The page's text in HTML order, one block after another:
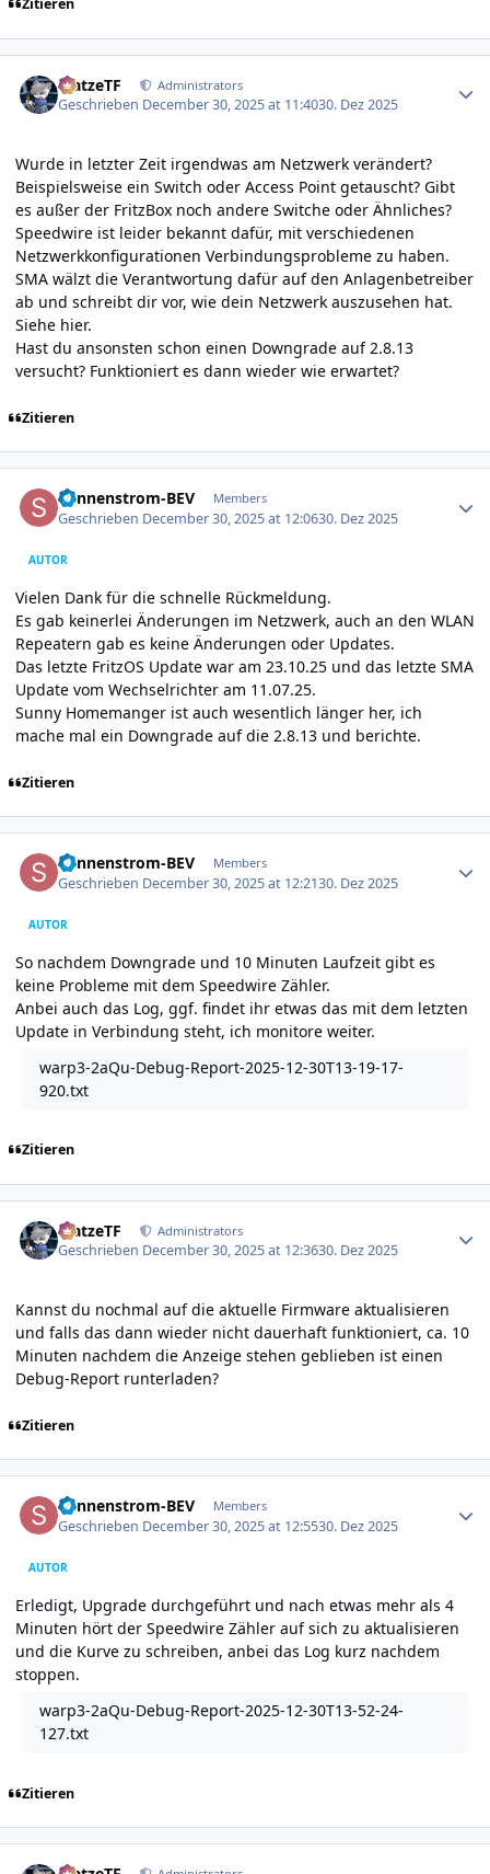
Zitieren
MatzeTF Administrators
Geschrieben December 30, 2025 at 11:4030. Dez 2025
Wurde in letzter Zeit irgendwas am Netzwerk verändert?
Beispielsweise ein Switch oder Access Point getauscht? Gibt
es außer der FritzBox noch andere Switche oder Ähnliches?
Speedwire ist leider bekannt dafür, mit verschiedenen
Netzwerkkonfigurationen Verbindungsprobleme zu haben.
SMA wälzt die Verantwortung dafür auf den Anlagenbetreiber
ab und schreibt dir vor, wie dein Netzwerk auszusehen hat.
Siehe hier.
Hast du ansonsten schon einen Downgrade auf 2.8.13
versucht? Funktioniert es dann wieder wie erwartet?
Zitieren
Sonnenstrom-BEV Members
Geschrieben December 30, 2025 at 12:0630. Dez 2025
AUTOR
Vielen Dank für die schnelle Rückmeldung.
Es gab keinerlei Änderungen im Netzwerk, auch an den WLAN
Repeatern gab es keine Änderungen oder Updates.
Das letzte FritzOS Update war am 23.10.25 und das letzte SMA
Update vom Wechselrichter am 11.07.25.
Sunny Homemanger ist auch wesentlich länger her, ich
mache mal ein Downgrade auf die 2.8.13 und berichte.
Zitieren
Sonnenstrom-BEV Members
Geschrieben December 30, 2025 at 12:2130. Dez 2025
AUTOR
So nachdem Downgrade und 10 Minuten Laufzeit gibt es
keine Probleme mit dem Speedwire Zähler.
Anbei auch das Log, ggf. findet ihr etwas das mit dem letzten
Update in Verbindung steht, ich monitore weiter.
warp3-2aQu-Debug-Report-2025-12-30T13-19-17-
920.txt
Zitieren
MatzeTF Administrators
Geschrieben December 30, 2025 at 12:3630. Dez 2025
Kannst du nochmal auf die aktuelle Firmware aktualisieren
und falls das dann wieder nicht dauerhaft funktioniert, ca. 10
Minuten nachdem die Anzeige stehen geblieben ist einen
Debug-Report runterladen?
Zitieren
Sonnenstrom-BEV Members
Geschrieben December 30, 2025 at 12:5530. Dez 2025
AUTOR
Erledigt, Upgrade durchgeführt und nach etwas mehr als 4
Minuten hört der Speedwire Zähler auf sich zu aktualisieren
und die Kurve zu schreiben, anbei das Log kurz nachdem
stoppen.
warp3-2aQu-Debug-Report-2025-12-30T13-52-24-
127.txt
Zitieren